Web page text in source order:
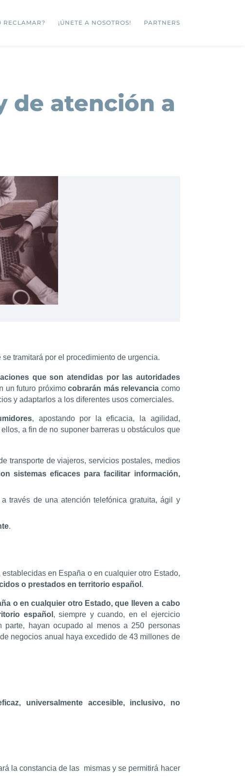
RECLAMAR? ¡ÚNETE A NOSOTROS! PARTNERS
de atención a
se tramitará por el procedimiento de urgencia.
que son atendidas por las autoridades
un futuro próximocobrarán más relevancia como
y adaptarlos a los diferentes usos comerciales.
, apostando por la eficacia, la agilidad,
a fin de no suponer barreras u obstáculos que
transporte de viajeros, servicios postales, medios
sistemas eficaces para facilitar información,
a través de una atención telefónica gratuita, ágil y
.
en España o en cualquier otro Estado,
o prestados en territorio español .
o en cualquier otro Estado, que lleven a cabo
español , siempre y cuando, en el ejercicio
hayan ocupado al menos a 250 personas
negocios anual haya excedido de 43 millones de
universalmente accesible, inclusivo, no
la constancia de las mismas y se permitirá hacer